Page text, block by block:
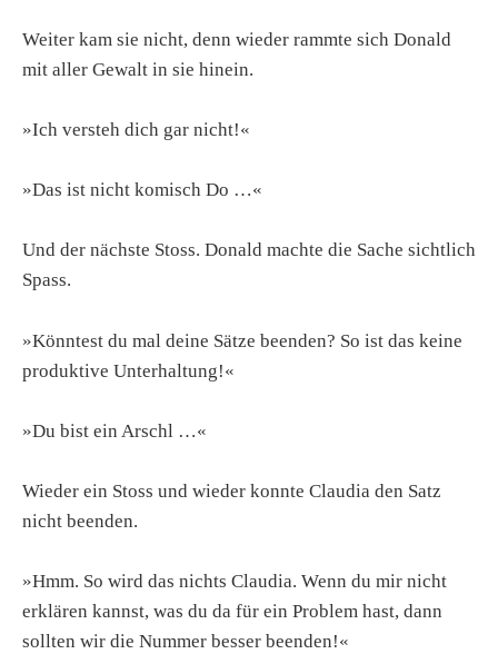
Weiter kam sie nicht, denn wieder rammte sich Donald
mit aller Gewalt in sie hinein.
»Ich versteh dich gar nicht!«
»Das ist nicht komisch Do …«
Und der nächste Stoss. Donald machte die Sache sichtlich
Spass.
»Könntest du mal deine Sätze beenden? So ist das keine
produktive Unterhaltung!«
»Du bist ein Arschl …«
Wieder ein Stoss und wieder konnte Claudia den Satz
nicht beenden.
»Hmm. So wird das nichts Claudia. Wenn du mir nicht
erklären kannst, was du da für ein Problem hast, dann
sollten wir die Nummer besser beenden!«